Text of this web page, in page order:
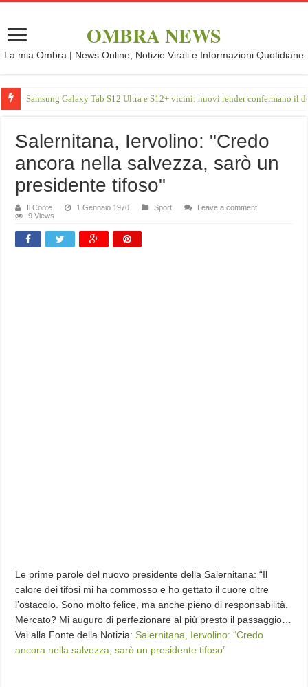
OMBRA NEWS
La mia Ombra | News Online, Notizie Virali e Informazioni Quotidiane
Samsung Galaxy Tab S12 Ultra e S12+ vicini: nuovi render confermano il
Salernitana, Iervolino: "Credo
ancora nella salvezza, sarò un
presidente tifoso"
Il Conte 1 Gennaio 1970 Sport
Leave a comment
9 Views
Le prime parole del nuovo presidente della Salernitana: “Il
calore dei tifosi mi ha commosso e ho gettato il cuore oltre
l’ostacolo. Sono molto felice, ma anche pieno di responsabilità.
Mercato? Mi auguro di perfezionare al più presto il passaggio…
Vai alla Fonte della Notizia:Salernitana, Iervolino: “Credo
ancora nella salvezza, sarò un presidente tifoso”